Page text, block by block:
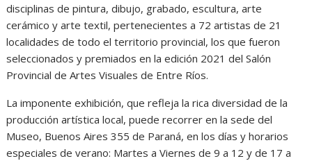
disciplinas de pintura, dibujo, grabado, escultura, arte
cerámico y arte textil, pertenecientes a 72 artistas de 21
localidades de todo el territorio provincial, los que fueron
seleccionados y premiados en la edición 2021 del Salón
Provincial de Artes Visuales de Entre Ríos.
La imponente exhibición, que refleja la rica diversidad de la
producción artística local, puede recorrer en la sede del
Museo, Buenos Aires 355 de Paraná, en los días y horarios
especiales de verano: Martes a Viernes de 9 a 12 y de 17 a